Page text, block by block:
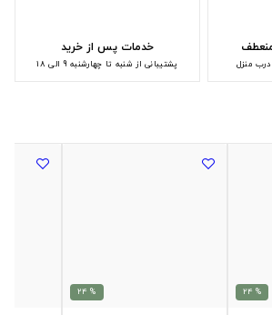
منزل
خدمات پس از خرید
پشتیبانی از شنبه تا چهارشنبه 9 الی 18
% 24
% 24